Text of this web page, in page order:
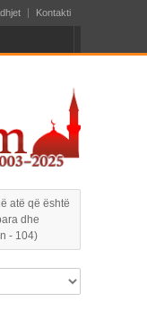
Kontakti
atë që është
dhe
- 104)